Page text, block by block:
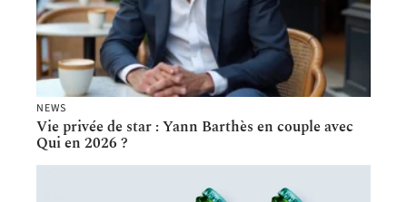
NEWS
Vie privée de star : Yann Barthès en couple avec
Qui en 2026 ?